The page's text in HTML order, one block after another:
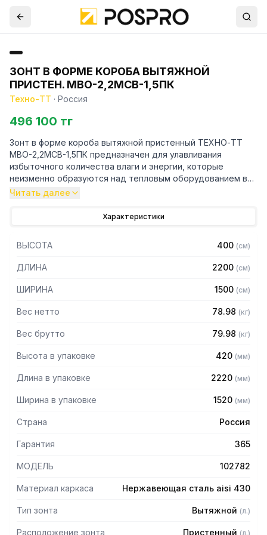
ЗОНТ В ФОРМЕ КОРОБА ВЫТЯЖНОЙ
ПРИСТЕН. МВО-2,2МСВ-1,5ПК
Техно-ТТ · Россия
496 100 тг
Зонт в форме короба вытяжной пристенный ТЕХНО-ТТ
МВО-2,2МСВ-1,5ПК предназначен для улавливания
избыточного количества влаги и энергии, которые
неизменно образуются над тепловым оборудованием в
процессе готовки.
Кроме того, зонт втягивает в себя продукты сгорания и
оборудование формирует микроклимат в помещении и
защищает сотрудников горячего цеха.
Особенности:
— Вытяжной пристенный в форме короба
— Материал: нержавеющая сталь AISI 430 толщиной
— С лабиринтными фильтрами (жироуловителями)
Читать далее
Характеристики
ВЫСОТА 400 (см)
ДЛИНА 2200 (см)
ШИРИНА 1500 (см)
Вес нетто 78.98 (кг)
Вес брутто 79.98 (кг)
Высота в упаковке 420 (мм)
Длина в упаковке 2220 (мм)
Ширина в упаковке 1520 (мм)
Страна Россия
Гарантия 365
МОДЕЛЬ 102782
Материал каркаса Нержавеющая сталь aisi 430
Тип зонта Вытяжной (л.)
Расположение зонта Пристенный (л.)